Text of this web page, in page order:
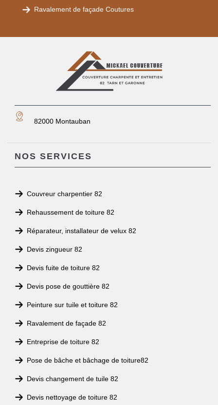
Ravalement de façade Coutures
82000 Montauban
NOS SERVICES
Couvreur charpentier 82
Rehaussement de toiture 82
Réparateur, installateur de velux 82
Devis zingueur 82
Devis fuite de toiture 82
Devis pose de gouttière 82
Peinture sur tuile et toiture 82
Ravalement de façade 82
Entreprise de toiture 82
Pose de bâche et bâchage de toiture82
Devis changement de tuile 82
Devis nettoyage de toiture 82